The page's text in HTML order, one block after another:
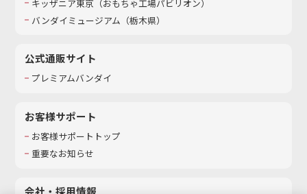
キッザニア東京（おもちゃ工場パビリオン）​
バンダイミュージアム（栃木県）
公式通販サイト
プレミアムバンダイ
お客様サポート
お客様サポートトップ
重要なお知らせ